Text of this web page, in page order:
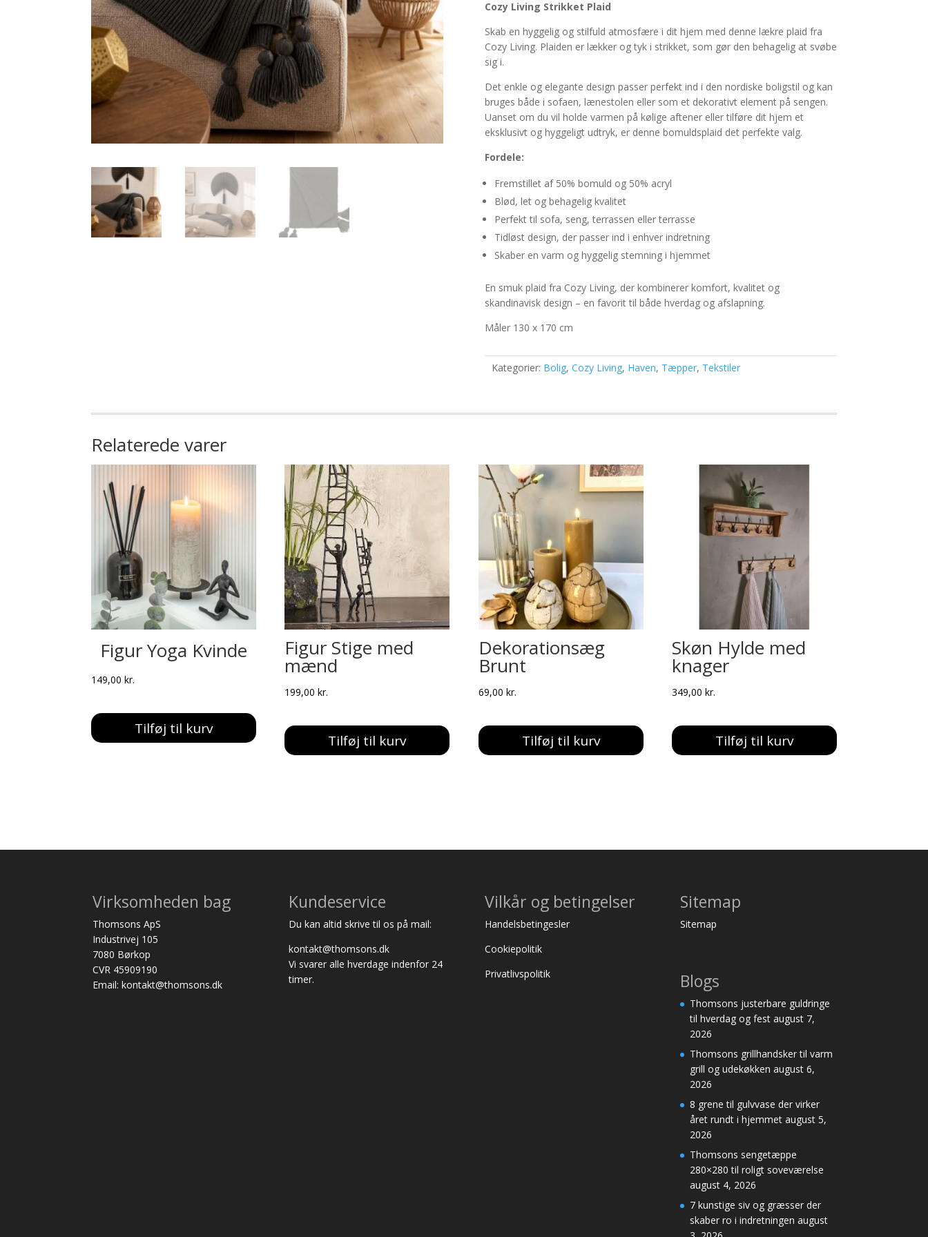
Cozy Living Strikket Plaid
Skab en hyggelig og stilfuld atmosfære i dit hjem med denne lækre plaid fra
Cozy Living. Plaiden er lækker og tyk i strikket, som gør den behagelig at svøbe
sig i.
Det enkle og elegante design passer perfekt ind i den nordiske boligstil og kan
bruges både i sofaen, lænestolen eller som et dekorativt element på sengen.
Uanset om du vil holde varmen på kølige aftener eller tilføre dit hjem et
eksklusivt og hyggeligt udtryk, er denne bomuldsplaid det perfekte valg.
Fordele:
Fremstillet af 50% bomuld og 50% acryl
Blød, let og behagelig kvalitet
Perfekt til sofa, seng, terrassen eller terrasse
Tidløst design, der passer ind i enhver indretning
Skaber en varm og hyggelig stemning i hjemmet
En smuk plaid fra Cozy Living, der kombinerer komfort, kvalitet og
skandinavisk design – en favorit til både hverdag og afslapning.
Måler 130 x 170 cm
Kategorier: Bolig, Cozy Living, Haven, Tæpper, Tekstiler
Relaterede varer
Figur Yoga Kvinde
149,00 kr.
Tilføj til kurv
Figur Stige med
mænd
199,00kr.
Tilføj til kurv
Dekorationsæg
Brunt
69,00 kr.
Tilføj til kurv
Skøn Hylde med
knager
349,00 kr.
Tilføj til kurv
Virksomheden bag
Thomsons ApS
Industrivej 105
7080 Børkop
CVR 45909190
Email: kontakt@thomsons.dk
Kundeservice
Du kan altid skrive til os på mail:
kontakt@thomsons.dk
Vi svarer alle hverdage indenfor 24
timer.
Vilkår og betingelser
Handelsbetingesler
Cookiepolitik
Privatlivspolitik
Sitemap
Sitemap
Blogs
Thomsons justerbare guldringe
til hverdag og fest august 7,
2026
Thomsons grillhandsker til varm
grill og udekøkken august 6,
2026
8 grene til gulvvase der virker
året rundt i hjemmet august 5,
2026
Thomsons sengetæppe
280×280 til roligt soveværelse
august 4, 2026
7 kunstige siv og græsser der
skaber ro i indretningen august